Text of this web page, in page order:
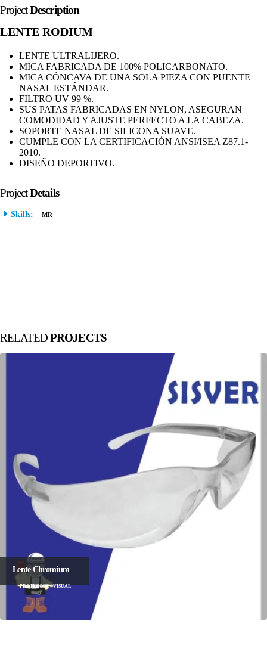
ProjectDescription
LENTE RODIUM
LENTE ULTRALIJERO.
MICA FABRICADA DE 100% POLICARBONATO.
MICA CÓNCAVA DE UNA SOLA PIEZA CON PUENTE
NASAL ESTÁNDAR.
FILTRO UV 99 %.
SUS PATAS FABRICADAS EN NYLON, ASEGURAN
COMODIDAD Y AJUSTE PERFECTO A LA CABEZA.
SOPORTE NASAL DE SILICONA SUAVE.
CUMPLE CON LA CERTIFICACIÓN ANSI/ISEA Z87.1-
2010.
DISEÑO DEPORTIVO.
ProjectDetails
Skills: MR
RELATEDPROJECTS
Lente Chromium
PROTECCIÓN VISUAL